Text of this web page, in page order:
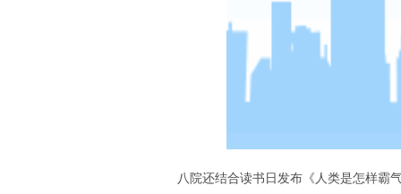
八院还结合读书日发布《人类是怎样霸